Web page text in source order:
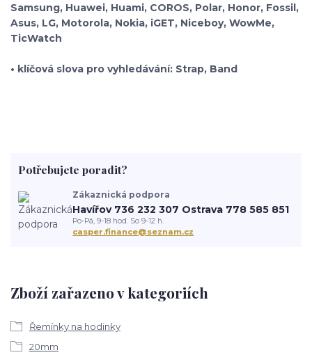
Samsung, Huawei, Huami, COROS, Polar, Honor, Fossil,
Asus, LG, Motorola, Nokia, iGET, Niceboy, WowMe,
TicWatch
• klíčová slova pro vyhledávání: Strap, Band
Zboží zařazeno v kategoriích
Řemínky na hodinky
20mm
Potřebujete poradit?
Zákaznická podpora
Havířov 736 232 307 Ostrava 778 585 851
Po-Pá, 9-18 hod. So 9-12 h.
casper.finance@seznam.cz